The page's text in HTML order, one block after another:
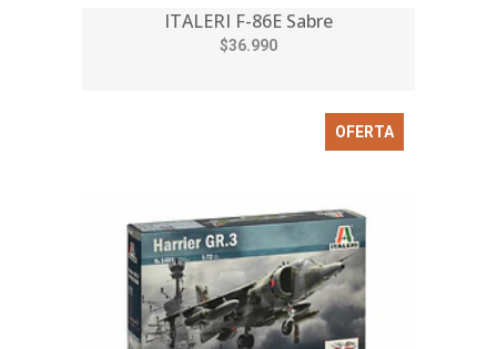
ITALERI F-86E Sabre
$36.990
OFERTA